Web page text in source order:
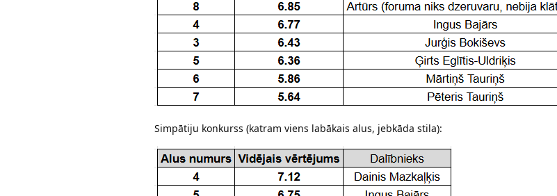
Simpātiju konkurss (katram viens labākais alus, jebkāda stila):